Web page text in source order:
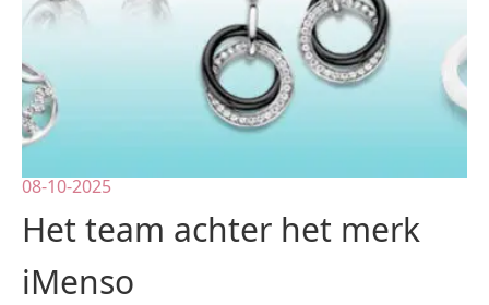
08-10-2025
Het team achter het merk
iMenso